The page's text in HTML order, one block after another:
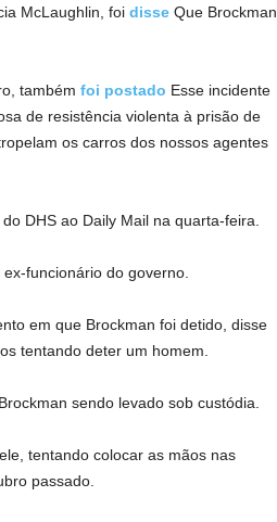
McLaughlin, foi disseQue Brockman
também foi postado Esse incidente
de resistência violenta à prisão de
os carros dos nossos agentes
DHS ao Daily Mail na quarta-feira.
funcionário do governo.
em que Brockman foi detido, disse
tentando deter um homem.
sendo levado sob custódia.
tentando colocar as mãos nas
passado.